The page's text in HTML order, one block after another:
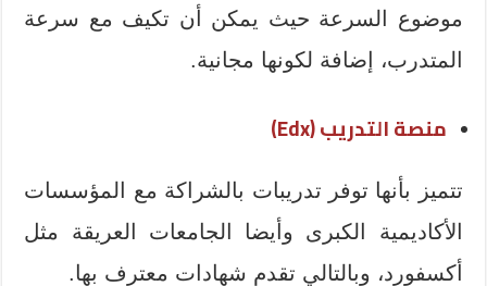
موضوع السرعة حيث يمكن أن تكيف مع سرعة
المتدرب، إضافة لكونها مجانية.
منصة التدريب(Edx)
تتميز بأنها توفر تدريبات بالشراكة مع المؤسسات
الأكاديمية الكبرى وأيضا الجامعات العريقة مثل
أكسفورد، وبالتالي تقدم شهادات معترف بها.